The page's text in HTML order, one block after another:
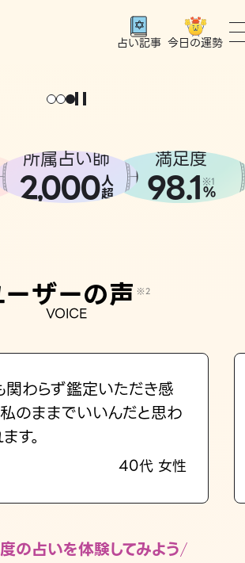
占い記事 今日の運勢
所属占い師
2,000人
超
満足度
98.1 ※1
%
ーザーの声 ※2
VOICE
関わらず鑑定いただき感
のままでいいんだと思わ
す。
40代 女性
の占いを体験してみよう